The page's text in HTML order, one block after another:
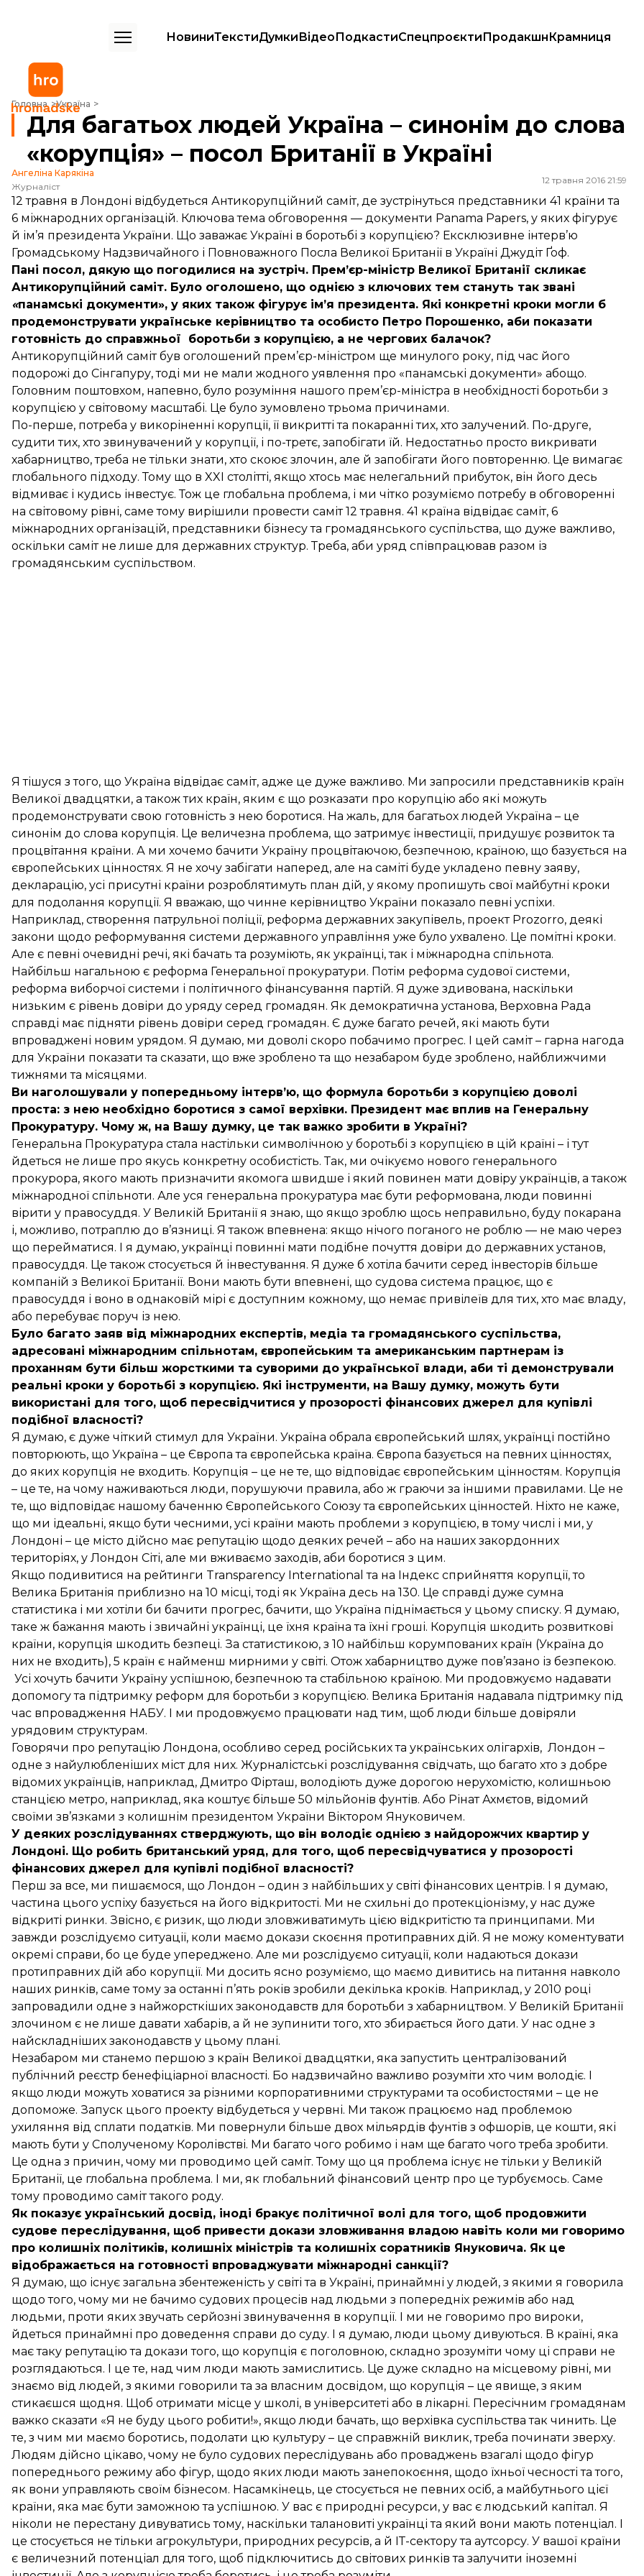
НовиниТекстиДумкиВідеоПодкастиСпецпроєктиПродакшнКрамниця
Головна Україна
Для багатьох людей Україна – синонім до слова «корупція» – посол Британії в Україні
Для багатьох людей Україна – синонім до слова
«корупція» – посол Британії в Україні
Ангеліна Карякіна
Журналіст
12 травня 2016 21:59
12 травня в Лондоні відбудеться Антикорупційний саміт, де зустрінуться представники 41 країни та
6 міжнародних організацій. Ключова тема обговорення — документи Panama Papers, у яких фігурує
й ім’я президента України. Що заважає Україні в боротьбі з корупцією? Ексклюзивне інтерв’ю
Громадському Надзвичайного і Повноважного Посла Великої Британії в Україні Джудіт Ґоф.
Пані посол, дякую що погодилися на зустріч. Прем’єр-міністр Великої Британії скликає
Антикорупційний саміт. Було оголошено, що однією з ключових тем стануть так звані
«панамські документи», у яких також фігурує ім’я президента. Які конкретні кроки могли б
продемонструвати українське керівництво та особисто Петро Порошенко, аби показати
готовність до справжньої боротьби з корупцією, а не чергових балачок?
Антикорупційний саміт був оголошений прем’єр-міністром ще минулого року, під час його
подорожі до Сінгапуру, тоді ми не мали жодного уявлення про «панамські документи» абощо.
Головним поштовхом, напевно, було розуміння нашого прем’єр-міністра в необхідності боротьби з
корупцією у світовому масштабі. Це було зумовлено трьома причинами.
По-перше, потреба у викоріненні корупції, її викритті та покаранні тих, хто залучений. По-друге,
cудити тих, хто звинувачений у корупції, і по-третє, запобігати їй. Недостатньо просто викривати
хабарництво, треба не тільки знати, хто скоює злочин, але й запобігати його повторенню. Це вимагає
глобального підходу. Тому що в XXI столітті, якщо хтось має нелегальний прибуток, він його десь
відмиває і кудись інвестує. Тож це глобальна проблема, і ми чітко розуміємо потребу в обговоренні
на світовому рівні, саме тому вирішили провести саміт 12 травня. 41 країна відвідає саміт, 6
міжнародних організацій, представники бізнесу та громадянського суспільства, що дуже важливо,
оскільки саміт не лише для державних структур. Треба, аби уряд співпрацював разом із
громадянським суспільством.
Я тішуся з того, що Україна відвідає саміт, адже це дуже важливо. Ми запросили представників країн
Великої двадцятки, а також тих країн, яким є що розказати про корупцію або які можуть
продемонструвати свою готовність з нею боротися. На жаль, для багатьох людей Україна – це
синонім до слова корупція. Це величезна проблема, що затримує інвестиції, придушує розвиток та
процвітання країни. А ми хочемо бачити Україну процвітаючою, безпечною, країною, що базується на
європейських цінностях. Я не хочу забігати наперед, але на саміті буде укладено певну заяву,
декларацію, усі присутні країни розроблятимуть план дій, у якому пропишуть свої майбутні кроки
для подолання корупції. Я вважаю, що чинне керівництво України показало певні успіхи.
Наприклад, створення патрульної поліції, реформа державних закупівель, проект Prozorro, деякі
закони щодо реформування системи державного управління уже було ухвалено. Це помітні кроки.
Але є певні очевидні речі, які бачать та розуміють, як українці, так і міжнародна спільнота.
Найбільш нагальною є реформа Генеральної прокуратури. Потім реформа судової системи,
реформа виборчої системи і політичного фінансування партій. Я дуже здивована, наскільки
низьким є рівень довіри до уряду серед громадян. Як демократична установа, Верховна Рада
справді має підняти рівень довіри серед громадян. Є дуже багато речей, які мають бути
впроваджені новим урядом. Я думаю, ми доволі скоро побачимо прогрес. І цей саміт – гарна нагода
для України показати та сказати, що вже зроблено та що незабаром буде зроблено, найближчими
тижнями та місяцями.
Ви наголошували у попередньому інтерв’ю, що формула боротьби з корупцією доволі
проста: з нею необхідно боротися з самої верхівки. Президент має вплив на Генеральну
Прокуратуру. Чому ж, на Вашу думку, це так важко зробити в Україні?
Генеральна Прокуратура стала настільки символічною у боротьбі з корупцією в цій країні – і тут
йдеться не лише про якусь конкретну особистість. Так, ми очікуємо нового генерального
прокурора, якого мають призначити якомога швидше і який повинен мати довіру українців, а також
міжнародної спільноти. Але уся генеральна прокуратура має бути реформована, люди повинні
вірити у правосуддя. У Великій Британії я знаю, що якщо зроблю щось неправильно, буду покарана
і, можливо, потраплю до в’язниці. Я також впевнена: якщо нічого поганого не роблю — не маю через
що перейматися. І я думаю, українці повинні мати подібне почуття довіри до державних установ,
правосуддя. Це також стосується й інвестування. Я дуже б хотіла бачити серед інвесторів більше
компаній з Великої Британії. Вони мають бути впевнені, що судова система працює, що є
правосуддя і воно в однаковій мірі є доступним кожному, що немає привілеїв для тих, хто має владу,
або перебуває поруч із нею.
Було багато заяв від міжнародних експертів, медіа та громадянського суспільства,
адресовані міжнародним спільнотам, європейським та американським партнерам із
проханням бути більш жорсткими та суворими до української влади, аби ті демонстрували
реальні кроки у боротьбі з корупцією. Які інструменти, на Вашу думку, можуть бути
використані для того, щоб пересвідчитися у прозорості фінансових джерел для купівлі
подібної власності?
Я думаю, є дуже чіткий стимул для України. Україна обрала європейський шлях, українці постійно
повторюють, що Україна – це Європа та європейська країна. Європа базується на певних цінностях,
до яких корупція не входить. Корупція – це не те, що відповідає європейським цінностям. Корупція
– це те, на чому наживаються люди, порушуючи правила, або ж граючи за іншими правилами. Це не
те, що відповідає нашому баченню Європейського Союзу та європейських цінностей. Ніхто не каже,
що ми ідеальні, якщо бути чесними, усі країни мають проблеми з корупцією, в тому числі і ми, у
Лондоні – це місто дійсно має репутацію щодо деяких речей – або на наших закордонних
територіях, у Лондон Сіті, але ми вживаємо заходів, аби боротися з цим.
Якщо подивитися на рейтинги Transparency International та на Індекс сприйняття корупції, то
Велика Британія приблизно на 10 місці, тоді як Україна десь на 130. Це справді дуже сумна
статистика і ми хотіли би бачити прогрес, бачити, що Україна піднімається у цьому списку. Я думаю,
таке ж бажання мають і звичайні українці, це їхня країна та їхні гроші. Корупція шкодить розвиткові
країни, корупція шкодить безпеці. За статистикою, з 10 найбільш корумпованих країн (Україна до
них не входить), 5 країн є найменш мирними у світі. Отож хабарництво дуже пов’язано із безпекою.
Усі хочуть бачити Україну успішною, безпечною та стабільною країною. Ми продовжуємо надавати
допомогу та підтримку реформ для боротьби з корупцією. Велика Британія надавала підтримку під
час впровадження НАБУ. І ми продовжуємо працювати над тим, щоб люди більше довіряли
урядовим структурам.
Говорячи про репутацію Лондона, особливо серед російських та українських олігархів, Лондон –
одне з найулюбленіших міст для них. Журналістські розслідування свідчать, що багато хто з добре
відомих українців, наприклад, Дмитро Фірташ, володіють дуже дорогою нерухомістю, колишньою
станцією метро, наприклад, яка коштує більше 50 мільйонів фунтів. Або Рінат Ахмєтов, відомий
своїми зв’язками з колишнім президентом України Віктором Януковичем.
У деяких розслідуваннях стверджують, що він володіє однією з найдорожчих квартир у
Лондоні. Що робить британський уряд, для того, щоб пересвідчуватися у прозорості
фінансових джерел для купівлі подібної власності?
Перш за все, ми пишаємося, що Лондон – один з найбільших у світі фінансових центрів. І я думаю,
частина цього успіху базується на його відкритості. Ми не схильні до протекціонізму, у нас дуже
відкриті ринки. Звісно, є ризик, що люди зловживатимуть цією відкритістю та принципами. Ми
завжди розслідуємо ситуації, коли маємо докази скоєння протиправних дій. Я не можу коментувати
окремі справи, бо це буде упереджено. Але ми розслідуємо ситуації, коли надаються докази
протиправних дій або корупції. Ми досить ясно розуміємо, що маємо дивитись на питання навколо
наших ринків, саме тому за останні п’ять років зробили декілька кроків. Наприклад, у 2010 році
запровадили одне з найжорсткіших законодавств для боротьби з хабарництвом. У Великій Британії
злочином є не лише давати хабарів, а й не зупинити того, хто збирається його дати. У нас одне з
найскладніших законодавств у цьому плані.
Незабаром ми станемо першою з країн Великої двадцятки, яка запустить централізований
публічний реєстр бенефіціарної власності. Бо надзвичайно важливо розуміти хто чим володіє. І
якщо люди можуть ховатися за різними корпоративними структурами та особистостями – це не
допоможе. Запуск цього проекту відбудеться у червні. Ми також працюємо над проблемою
ухиляння від сплати податків. Ми повернули більше двох мільярдів фунтів з офшорів, це кошти, які
мають бути у Сполученому Королівстві. Ми багато чого робимо і нам ще багато чого треба зробити.
Це одна з причин, чому ми проводимо цей саміт. Тому що ця проблема існує не тільки у Великій
Британії, це глобальна проблема. І ми, як глобальний фінансовий центр про це турбуємось. Саме
тому проводимо саміт такого роду.
Як показує український досвід, іноді бракує політичної волі для того, щоб продовжити
судове переслідування, щоб привести докази зловживання владою навіть коли ми говоримо
про колишніх політиків, колишніх міністрів та колишніх соратників Януковича. Як це
відображається на готовності впроваджувати міжнародні санкції?
Я думаю, що існує загальна збентеженість у світі та в Україні, принаймні у людей, з якими я говорила
щодо того, чому ми не бачимо судових процесів над людьми з попередніх режимів або над
людьми, проти яких звучать серйозні звинувачення в корупції. І ми не говоримо про вироки,
йдеться принаймні про доведення справи до суду. І я думаю, люди цьому дивуються. В країні, яка
має таку репутацію та докази того, що корупція є поголовною, складно зрозуміти чому ці справи не
розглядаються. І це те, над чим люди мають замислитись. Це дуже складно на місцевому рівні, ми
знаємо від людей, з якими говорили та за власним досвідом, що корупція – це явище, з яким
стикаєшся щодня. Щоб отримати місце у школі, в університеті або в лікарні. Пересічним громадянам
важко сказати «Я не буду цього робити!», якщо люди бачать, що верхівка суспільства так чинить. Це
те, з чим ми маємо боротись, подолати цю культуру – це справжній виклик, треба починати зверху.
Людям дійсно цікаво, чому не було судових переслідувань або проваджень взагалі щодо фігур
попереднього режиму або фігур, щодо яких люди мають занепокоєння, щодо їхньої чесності та того,
як вони управляють своїм бізнесом. Насамкінець, це стосується не певних осіб, а майбутнього цієї
країни, яка має бути заможною та успішною. У вас є природні ресурси, у вас є людський капітал. Я
ніколи не перестану дивуватись тому, наскільки талановиті українці та який вони мають потенціал. І
це стосується не тільки агрокультури, природних ресурсів, а й ІТ-сектору та аутсорсу. У вашої країни
є величезний потенціал для того, щоб підключитись до світових ринків та залучити іноземні